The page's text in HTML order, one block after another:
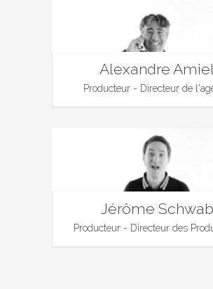
Alexandre Amiel
Producteur - Directeur de
Jérôme Schwab
Producteur - Directeur des